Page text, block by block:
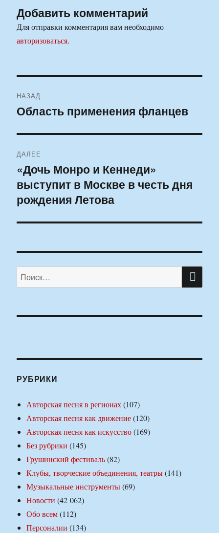
Добавить комментарий
Для отправки комментария вам необходимо
авторизоваться.
по
НАЗАД
Предыдущая
Область применения фланцев
ДАЛЕЕ
Следующая
запись:
«Дочь Монро и Кеннеди»
выступит в Москве в честь дня
рождения Летова
Искать:
РУБРИКИ
Авторская песня в регионах(107)
Авторская песня как движение(120)
Авторская песня как искусство(169)
Без рубрики (145)
Грушинский фестиваль(82)
Клубы, творческие объединения, театры(141)
Музыкальные инструменты(69)
Новости (42 062)
Обо всем(112)
Персоналии (134)